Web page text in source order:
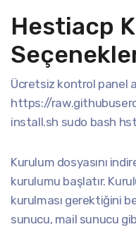
Hestiacp
Ücretsiz kontrol panel
https://
install.sh sudo bash
Kurulum dosyasını
kurulumu başlatır.
kurulması gerektiğini
sunucu, mail sunucu